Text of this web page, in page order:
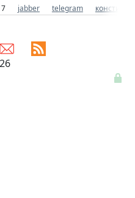
jabber telegram